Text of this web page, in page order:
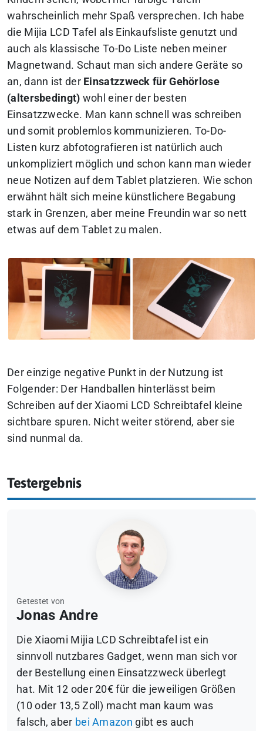
wahrscheinlich mehr Spaß versprechen. Ich habe
die Mijia LCD Tafel als Einkaufsliste genutzt und
auch als klassische To-Do Liste neben meiner
Magnetwand. Schaut man sich andere Geräte so
an, dann ist der Einsatzzweck für Gehörlose
(altersbedingt) wohl einer der besten
Einsatzzwecke. Man kann schnell was schreiben
und somit problemlos kommunizieren. To-Do-
Listen kurz abfotografieren ist natürlich auch
unkompliziert möglich und schon kann man wieder
neue Notizen auf dem Tablet platzieren. Wie schon
erwähnt hält sich meine künstlichere Begabung
stark in Grenzen, aber meine Freundin war so nett
etwas auf dem Tablet zu malen.
Der einzige negative Punkt in der Nutzung ist
Folgender: Der Handballen hinterlässt beim
Schreiben auf der Xiaomi LCD Schreibtafel kleine
sichtbare spuren. Nicht weiter störend, aber sie
sind nunmal da.
Testergebnis
Getestet von
Jonas Andre
Die Xiaomi Mijia LCD Schreibtafel ist ein
sinnvoll nutzbares Gadget, wenn man sich vor
der Bestellung einen Einsatzzweck überlegt
hat. Mit 12 oder 20€ für die jeweiligen Größen
(10 oder 13,5 Zoll) macht man kaum was
falsch, aber bei Amazon gibt es auch